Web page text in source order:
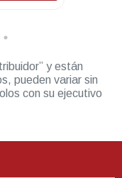
y están
pueden variar sin
con su ejecutivo